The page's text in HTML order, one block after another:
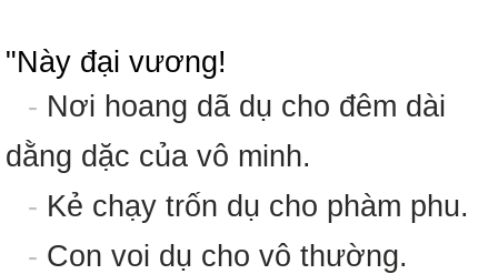
"Này đại vương!
- Nơi hoang dã dụ cho đêm dài
dằng dặc của vô minh.
- Kẻ chạy trốn dụ cho phàm phu.
- Con voi dụ cho vô thường.